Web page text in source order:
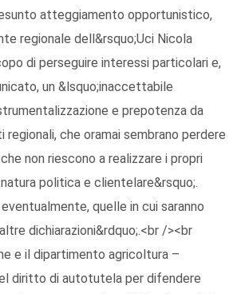
atteggiamento opportunistico,
regionale dell&rsquo;Uci Nicola
di perseguire interessi particolari e,
un &lsquo;inaccettabile
e prepotenza da
regionali, che oramai sembrano perdere
non riescono a realizzare i propri
politica e clientelare&rsquo;.
quelle in cui saranno
dichiarazioni&rdquo;.<br /><br
e il dipartimento agricoltura –
diritto di autotutela per difendere